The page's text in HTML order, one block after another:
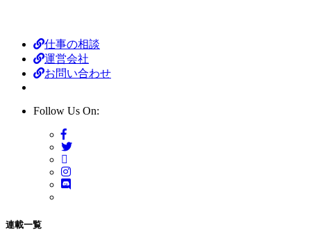
仕事の相談
運営会社
お問い合わせ
Follow Us On:
連載一覧